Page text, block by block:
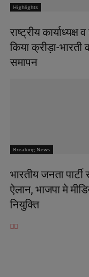
Highlights
राष्ट्रीय
किया क्रीड़ा-
समापन
Breaking News
भारतीय जनता
ऐलान, भाजपा मे
नियुक्ति